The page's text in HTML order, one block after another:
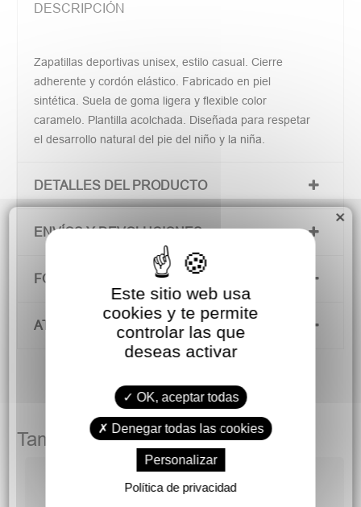
DESCRIPCIÓN
Zapatillas deportivas unisex, estilo casual. Cierre
adherente y cordón elástico. Fabricado en piel
sintética. Suela de goma ligera y flexible color
caramelo. Plantilla acolchada. Diseñada para respetar
el desarrollo natural del pie del niño y la niña.
DETALLES DEL PRODUCTO
ENVÍOS Y DEVOLUCIONES
FORMAS DE PAGO
ATENCIÓN AL CLIENTE
También podría gustarte
×
Este sitio web usa
cookies y te permite
controlar las que
deseas activar
OK, aceptar todas
Denegar todas las cookies
Personalizar
Política de privacidad